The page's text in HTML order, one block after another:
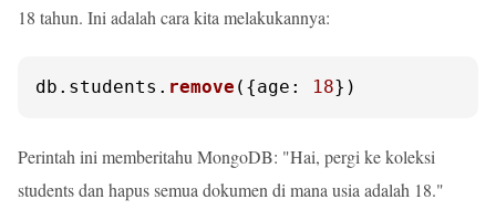
18 tahun. Ini adalah cara kita melakukannya:
db. students . remove ({age : 18})
Perintah ini memberitahu MongoDB: "Hai, pergi ke koleksi
students dan hapus semua dokumen di mana usia adalah 18."